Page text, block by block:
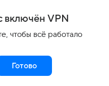
включён VPN
чтобы всё работало
Готово